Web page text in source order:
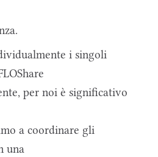
i singoli
per noi è significativo
a coordinare gli
una